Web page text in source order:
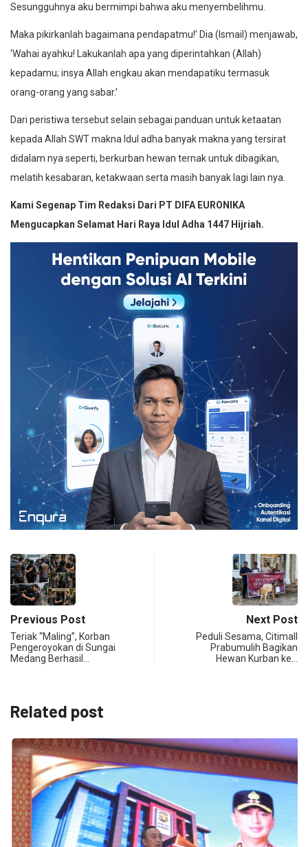
Sesungguhnya aku bermimpi bahwa aku menyembelihmu.
Maka pikirkanlah bagaimana pendapatmu!’ Dia (Ismail) menjawab,
‘Wahai ayahku! Lakukanlah apa yang diperintahkan (Allah)
kepadamu; insya Allah engkau akan mendapatiku termasuk
orang-orang yang sabar.’
Dari peristiwa tersebut selain sebagai panduan untuk ketaatan
kepada Allah SWT makna Idul adha banyak makna yang tersirat
didalam nya seperti, berkurban hewan ternak untuk dibagikan,
melatih kesabaran, ketakwaan serta masih banyak lagi lain nya.
Kami Segenap Tim Redaksi Dari PT DIFA EURONIKA
Mengucapkan Selamat Hari Raya Idul Adha 1447 Hijriah.
Previous Post
Teriak “Maling”, Korban
Pengeroyokan di Sungai
Medang Berhasil…
Next Post
Peduli Sesama, Citimall
Prabumulih Bagikan
Hewan Kurban ke…
Related post